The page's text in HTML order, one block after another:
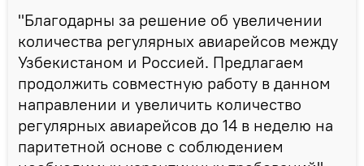
"Благодарны за решение об увеличении
количества регулярных авиарейсов между
Узбекистаном и Россией. Предлагаем
продолжить совместную работу в данном
направлении и увеличить количество
регулярных авиарейсов до 14 в неделю на
паритетной основе с соблюдением